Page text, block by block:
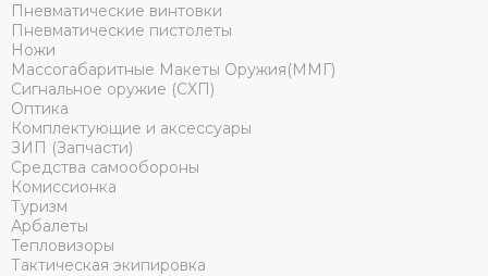
Пневматические винтовки
Пневматические пистолеты
Ножи
Массогабаритные Макеты Оружия(ММГ)
Сигнальное оружие (СХП)
Оптика
Комплектующие и аксессуары
ЗИП (Запчасти)
Средства самообороны
Комиссионка
Туризм
Арбалеты
Тепловизоры
Тактическая экипировка